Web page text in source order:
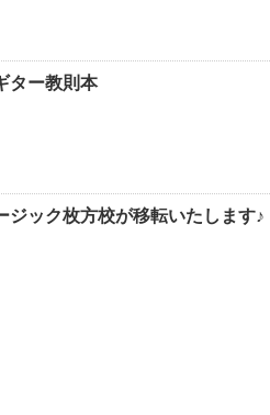
ター教則本
ジック枚方校が移転いたします♪